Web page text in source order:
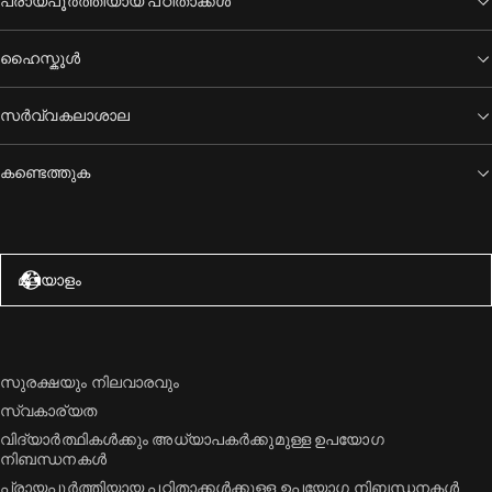
ഹൈസ്കൂൾ
സർവ്വകലാശാല
കണ്ടെത്തുക
മലയാളം
സുരക്ഷയും നിലവാരവും
സ്വകാര്യത
വിദ്യാർത്ഥികൾക്കും അധ്യാപകർക്കുമുള്ള ഉപയോഗ
നിബന്ധനകൾ
പ്രായപൂർത്തിയായ പഠിതാക്കൾക്കുള്ള ഉപയോഗ നിബന്ധനകൾ